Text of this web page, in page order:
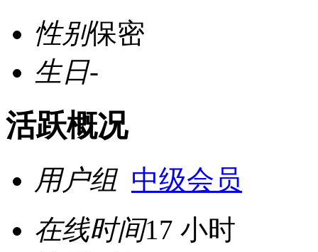
性别保密
生日-
活跃概况
用户组 中级会员
在线时间17 小时